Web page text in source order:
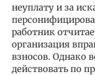
неуплату и за
работник
организация
взносов. Однако
действовать по